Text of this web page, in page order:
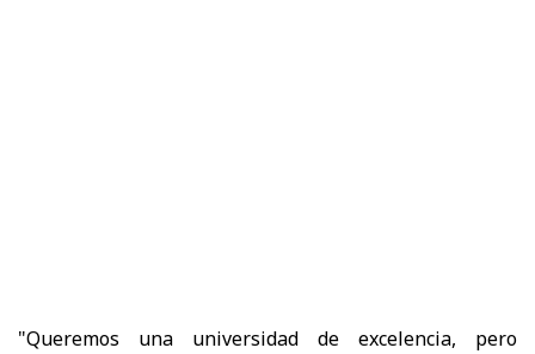
"Queremos una universidad de excelencia, pero